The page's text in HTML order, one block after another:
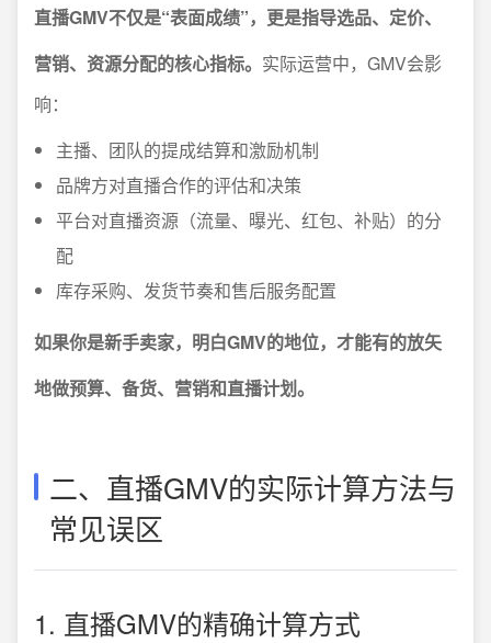
直播GMV不仅是“表面成绩”，更是指导选品、定价、
营销、资源分配的核心指标。 实际运营中，GMV会影
响：
主播、团队的提成结算和激励机制
品牌方对直播合作的评估和决策
平台对直播资源（流量、曝光、红包、补贴）的分
配
库存采购、发货节奏和售后服务配置
如果你是新手卖家，明白GMV的地位，才能有的放矢
地做预算、备货、营销和直播计划。
二、直播GMV的实际计算方法与
常见误区
1. 直播GMV的精确计算方式